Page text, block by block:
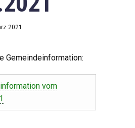
2021
Gemeindeinformation:
vom